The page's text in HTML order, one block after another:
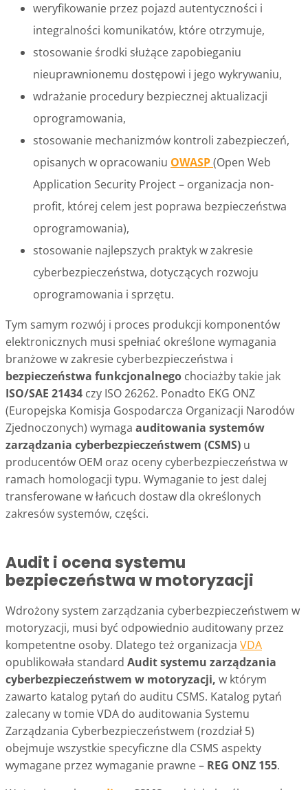
weryfikowanie przez pojazd autentyczności i
integralności komunikatów, które otrzymuje,
stosowanie środki służące zapobieganiu
nieuprawnionemu dostępowi i jego wykrywaniu,
wdrażanie procedury bezpiecznej aktualizacji
oprogramowania,
stosowanie mechanizmów kontroli zabezpieczeń,
opisanych w opracowaniu OWASP(Open Web
Application Security Project – organizacja non-
profit, której celem jest poprawa bezpieczeństwa
oprogramowania),
stosowanie najlepszych praktyk w zakresie
cyberbezpieczeństwa, dotyczących rozwoju
oprogramowania i sprzętu.
Tym samym rozwój i proces produkcji komponentów
elektronicznych musi spełniać określone wymagania
branżowe w zakresie cyberbezpieczeństwa i
bezpieczeństwa funkcjonalnego chociażby takie jak
ISO/SAE 21434 czy ISO 26262. Ponadto EKG ONZ
(Europejska Komisja Gospodarcza Organizacji Narodów
Zjednoczonych) wymaga auditowania systemów
zarządzania cyberbezpieczeństwem (CSMS) u
producentów OEM oraz oceny cyberbezpieczeństwa w
ramach homologacji typu. Wymaganie to jest dalej
transferowane w łańcuch dostaw dla określonych
zakresów systemów, części.
Audit i ocena systemu
bezpieczeństwa w motoryzacji
Wdrożony system zarządzania cyberbezpieczeństwem w
motoryzacji, musi być odpowiednio auditowany przez
kompetentne osoby. Dlatego też organizacja VDA
opublikowała standard Audit systemu zarządzania
cyberbezpieczeństwem w motoryzacji, w którym
zawarto katalog pytań do auditu CSMS. Katalog pytań
zalecany w tomie VDA do auditowania Systemu
Zarządzania Cyberbezpieczeństwem (rozdział 5)
obejmuje wszystkie specyficzne dla CSMS aspekty
wymagane przez wymaganie prawne – REG ONZ 155.